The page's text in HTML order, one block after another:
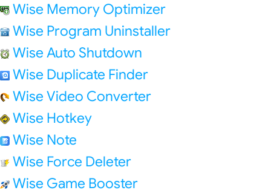
Wise Memory Optimizer
Wise Program Uninstaller
Wise Auto Shutdown
Wise Duplicate Finder
Wise Video Converter
Wise Hotkey
Wise Note
Wise Force Deleter
Wise Game Booster